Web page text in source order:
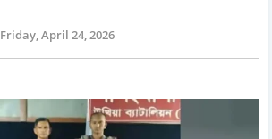
Friday, April 24, 2026